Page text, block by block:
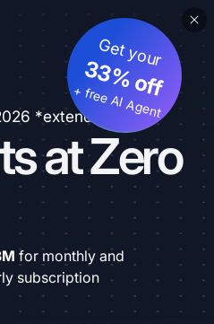
*extended
at Zero
Get your
33% off
+ free AI Agent
for monthly and
subscription